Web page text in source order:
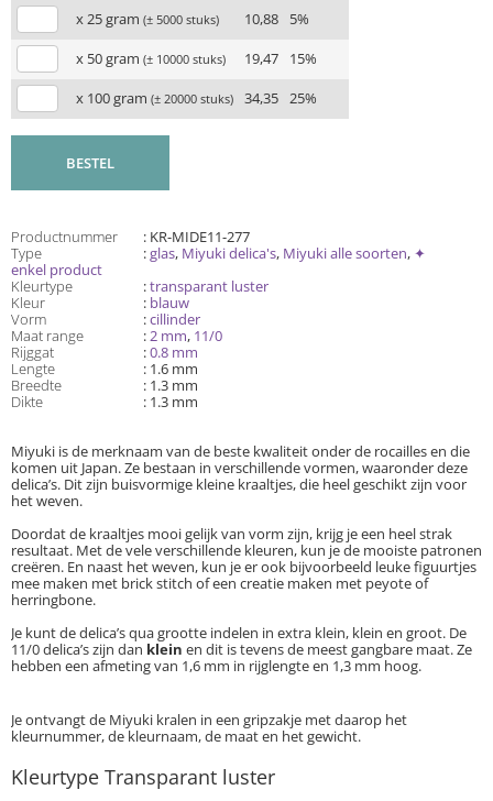
x 25 gram (± 5000 stuks) 10,88
5%
x 50 gram (± 10000 stuks) 19,47
15%
x 100 gram (± 20000 stuks) 34,35 25%
BESTEL
Productnummer
: KR-MIDE11-277
Type
:glas, Miyuki delica's, Miyuki alle soorten, ✦
enkel product
Kleurtype
:transparant luster
Kleur
: blauw
Vorm
:cillinder
Maat range
:2 mm, 11/0
Rijggat
:0.8 mm
Lengte
: 1.6 mm
Breedte
: 1.3 mm
Dikte
: 1.3 mm
Miyuki is de merknaam van de beste kwaliteit onder de rocailles en die
komen uit Japan. Ze bestaan in verschillende vormen, waaronder deze
delica’s. Dit zijn buisvormige kleine kraaltjes, die heel geschikt zijn voor
het weven.
Doordat de kraaltjes mooi gelijk van vorm zijn, krijg je een heel strak
resultaat. Met de vele verschillende kleuren, kun je de mooiste patronen
creëren. En naast het weven, kun je er ook bijvoorbeeld leuke figuurtjes
mee maken met brick stitch of een creatie maken met peyote of
herringbone.
Je kunt de delica’s qua grootte indelen in extra klein, klein en groot. De
11/0 delica’s zijn dan klein en dit is tevens de meest gangbare maat. Ze
hebben een afmeting van 1,6 mm in rijglengte en 1,3 mm hoog.
Je ontvangt de Miyuki kralen in een gripzakje met daarop het
kleurnummer, de kleurnaam, de maat en het gewicht.
Kleurtype Transparant luster